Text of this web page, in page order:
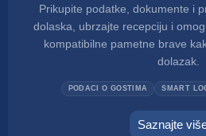
Prikupite podatke, dokumente i
dolaska, ubrzajte recepciju i
kompatibilne pametne brave
dolazak.
PODACI O GOSTIMA SMART
Saznajte